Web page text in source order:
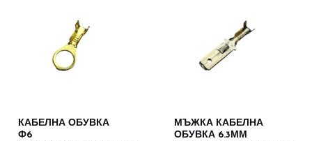
КАБЕЛНА ОБУВКА
Ф6
МЪЖКА КАБЕЛНА
ОБУВКА 6.3ММ